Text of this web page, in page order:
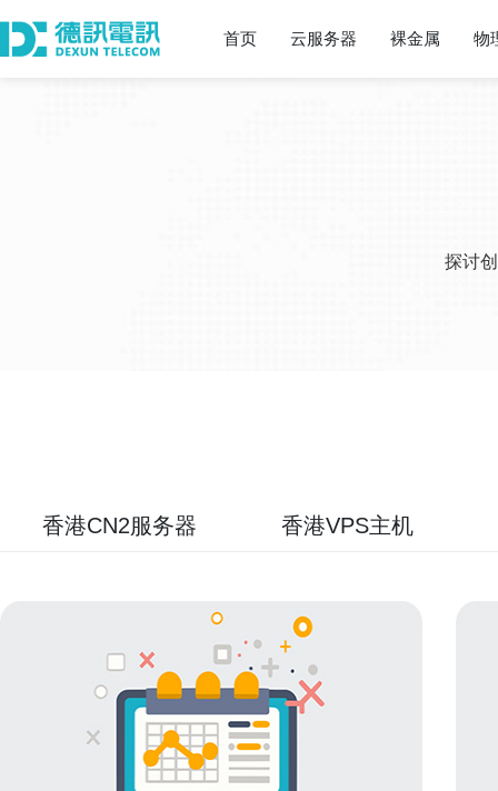
首页 云服务器 裸金属 物
探讨
香港CN2服务器 香港VPS主机